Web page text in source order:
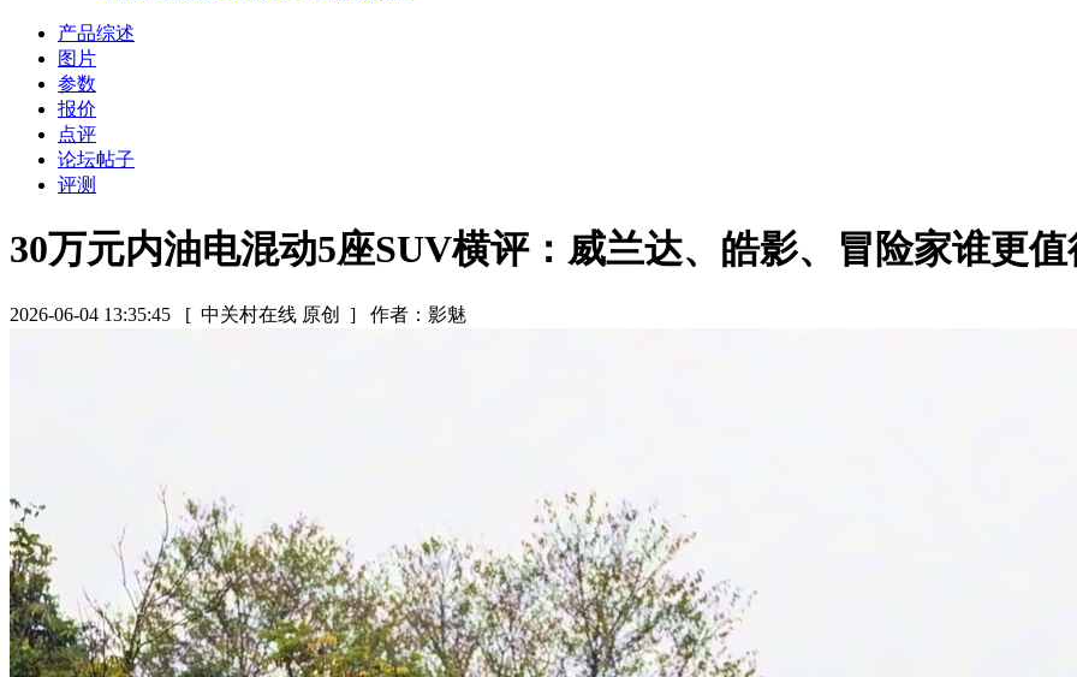
产品综述
图片
参数
报价
点评
论坛帖子
评测
30万元内油电混动5座SUV横评：威兰达、皓影、冒险家谁更
2026-06-04 13:35:45 [ 中关村在线 原创 ] 作者：影魅